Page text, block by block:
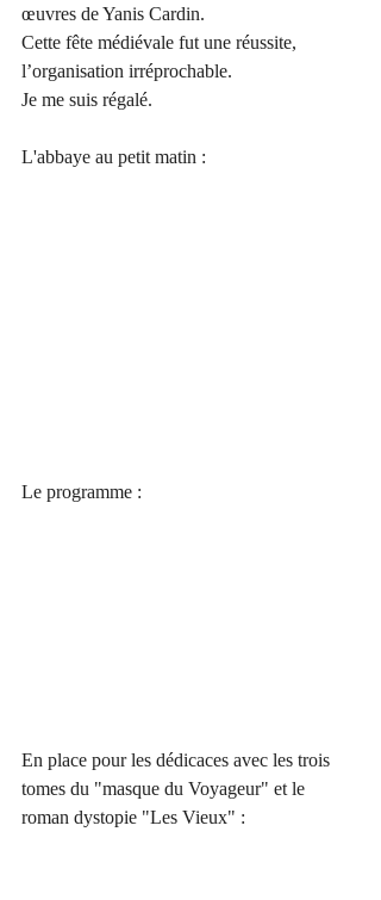
œuvres de Yanis Cardin.
Cette fête médiévale fut une réussite,
l’organisation irréprochable.
Je me suis régalé.
L'abbaye au petit matin :
Le programme :
En place pour les dédicaces avec les trois
tomes du "masque du Voyageur" et le
roman dystopie "Les Vieux" :